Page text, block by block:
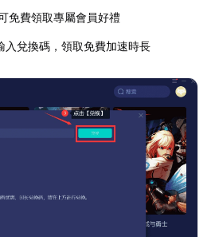
免費領取專屬會員好禮
入兌換碼，領取免費加速時長